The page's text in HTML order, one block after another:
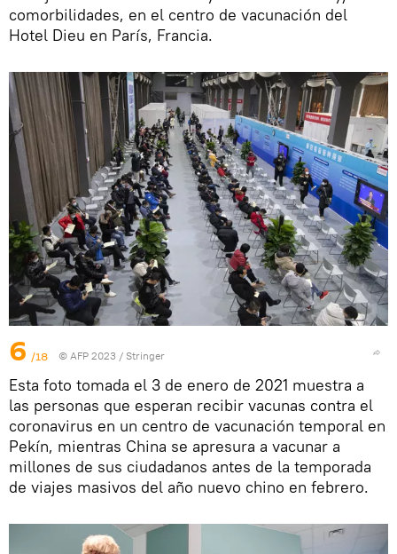
comorbilidades, en el centro de vacunación del
Hotel Dieu en París, Francia.
6 /18 © AFP 2023 / Stringer
Esta foto tomada el 3 de enero de 2021 muestra a
las personas que esperan recibir vacunas contra el
coronavirus en un centro de vacunación temporal en
Pekín, mientras China se apresura a vacunar a
millones de sus ciudadanos antes de la temporada
de viajes masivos del año nuevo chino en febrero.